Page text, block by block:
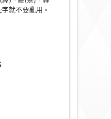
就不要亂用。